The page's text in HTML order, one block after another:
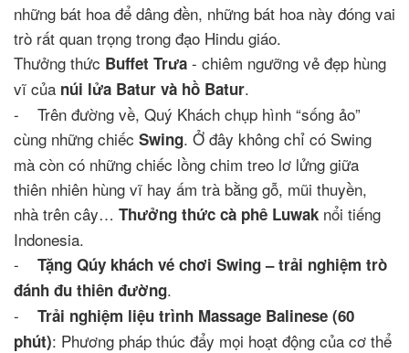
những bát hoa để dâng đền, những bát hoa này đóng vai
trò rất quan trọng trong đạo Hindu giáo.
Thưởng thức Buffet Trưa - chiêm ngưỡng vẻ đẹp hùng
vĩ của núi lửa Batur và hồ Batur.
- Trên đường về, Quý Khách chụp hình “sống ảo”
cùng những chiếc Swing. Ở đây không chỉ có Swing
mà còn có những chiếc lồng chim treo lơ lửng giữa
thiên nhiên hùng vĩ hay ấm trà bằng gỗ, mũi thuyền,
nhà trên cây… Thưởng thức cà phê Luwak nổi tiếng
Indonesia.
- Tặng Qúy khách vé chơi Swing – trải nghiệm trò
đánh đu thiên đường.
- Trải nghiệm liệu trình Massage Balinese (60
phút): Phương pháp thúc đẩy mọi hoạt động của cơ thể